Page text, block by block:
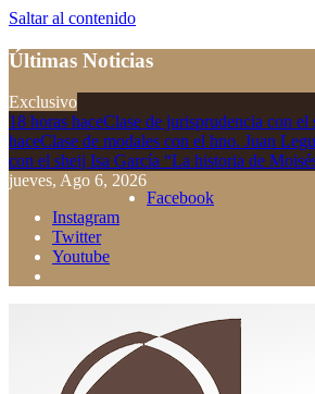
Saltar al contenido
Últimas Noticias
Exclusivo
18 horas haceClase de jurisprudencia con
haceClase de modales con el hno. Juan
con el sheij Isa García “La historia de
jueves, Ago 6, 2026
Facebook
Instagram
Twitter
Youtube